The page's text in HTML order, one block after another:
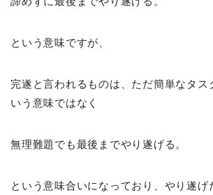
という意味ですが、
完遂と言われるものは、ただ簡単なタス
いう意味ではなく
無理難題でも最後までやり遂げる。
という意味合いになっており、やり遂げ